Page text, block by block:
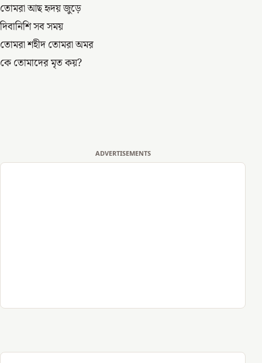
তোমরা আছ হৃদয় জুড়ে
দিবানিশি সব সময়
তোমরা শহীদ তোমরা অমর
কে তোমাদের মৃত কয়?
ADVERTISEMENTS